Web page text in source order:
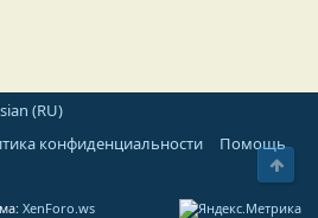
(RU)
конфиденциальности Помощь
XenForo.ws